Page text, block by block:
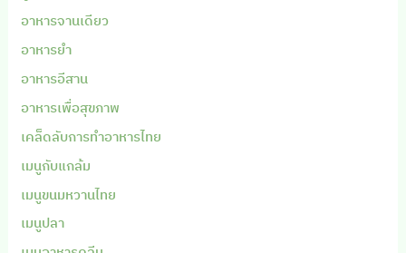
อาหารจานเดียว
อาหารยำ
อาหารอีสาน
อาหารเพื่อสุขภาพ
เคล็ดลับการทำอาหารไทย
เมนูกับแกล้ม
เมนูขนมหวานไทย
เมนูปลา